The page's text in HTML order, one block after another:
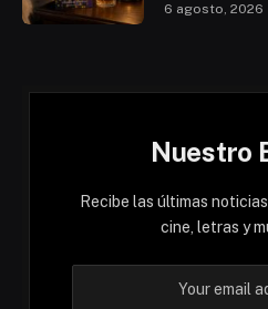
6 agosto, 2026
Nuestro
Recibe las últimas
cine, letras y